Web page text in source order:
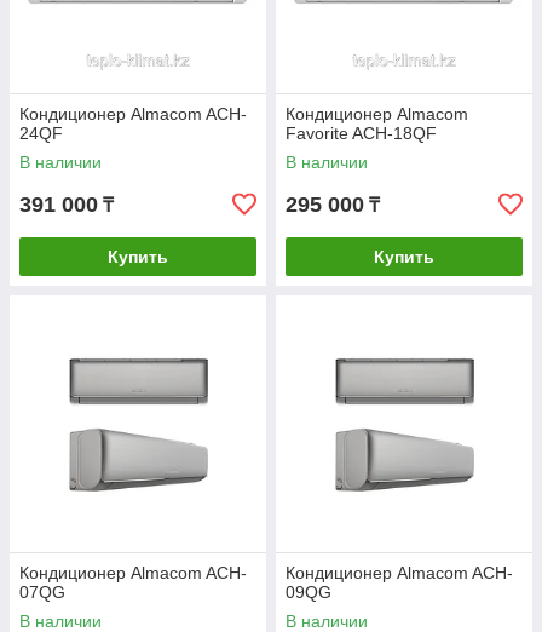
Кондиционер Almacom ACH-
24QF
В наличии
391 000 ₸
Купить
Кондиционер Almacom
Favorite ACH-18QF
В наличии
295 000 ₸
Купить
Кондиционер Almacom ACH-
07QG
В наличии
Кондиционер Almacom ACH-
09QG
В наличии